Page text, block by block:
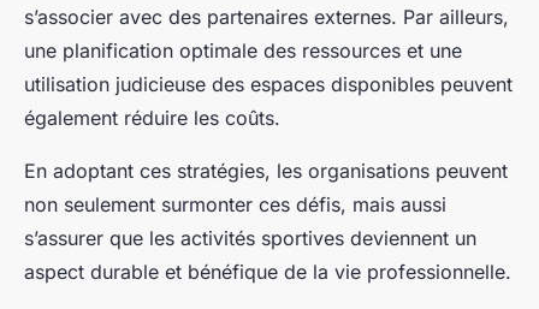
s’associer avec des partenaires externes. Par ailleurs,
une planification optimale des ressources et une
utilisation judicieuse des espaces disponibles peuvent
également réduire les coûts.
En adoptant ces stratégies, les organisations peuvent
non seulement surmonter ces défis, mais aussi
s’assurer que les activités sportives deviennent un
aspect durable et bénéfique de la vie professionnelle.